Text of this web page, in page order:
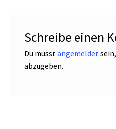
Schreibe einen
Du musst angemeldet
abzugeben.